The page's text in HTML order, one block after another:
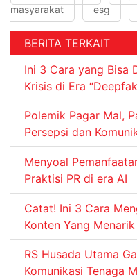
masyarakat
esg
BERITA TERKAIT
Ini 3 Cara yang Bisa
Krisis di Era
Polemik Pagar Mal,
Persepsi dan
Menyoal
Praktisi PR di era AI
Catat! Ini 3 Cara
Konten Yang
RS Husada Utama
Komunikasi Tenaga